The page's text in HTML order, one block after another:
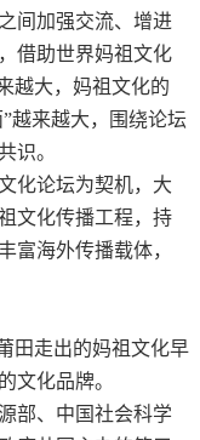
间加强交流、增进
借助世界妈祖文化
越大，妈祖文化的
越来越大，围绕论坛
识。
化论坛为契机，大
文化传播工程，持
富海外传播载体，
田走出的妈祖文化早
文化品牌。
部、中国社会科学